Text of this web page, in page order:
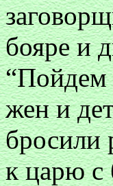
бояре и
“Пойдем
жен и
бросили
к царю с